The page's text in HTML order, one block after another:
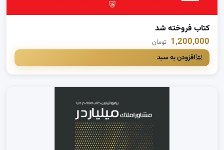
کتاب فروخته شد
1,200,000 تومان
افزودن به سبد